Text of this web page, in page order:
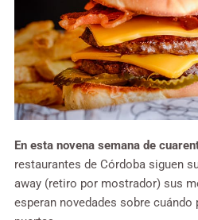
En esta novena semana de
restaurantes de Córdoba siguen
away (retiro por mostrador) sus
esperan novedades sobre cuándo